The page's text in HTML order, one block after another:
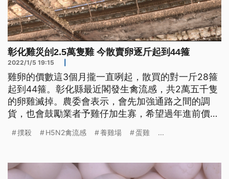
彰化雞災刣2.5萬隻雞 今散賣卵逐斤起到44箍
2022/1/5 19:15
雞卵的價數這3個月攏一直咧起，散買的對一斤28箍
起到44箍。彰化縣最近閣發生禽流感，共2萬五千隻
的卵雞滅掉。農委會表示，會先加強通路之間的調
貨，也會鼓勵業者予雞仔加生寡，希望過年進前價數
撲殺 H5N2禽流感 養雞場 蛋雞 ...